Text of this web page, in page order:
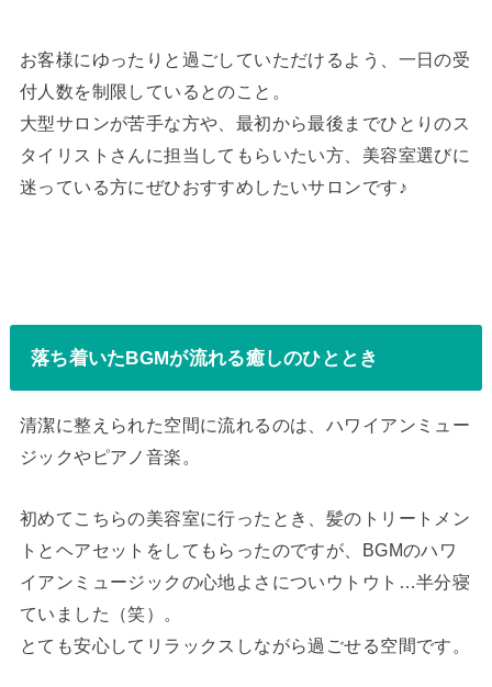
お客様にゆったりと過ごしていただけるよう、一日の受
付人数を制限しているとのこと。
大型サロンが苦手な方や、最初から最後までひとりのス
タイリストさんに担当してもらいたい方、美容室選びに
迷っている方にぜひおすすめしたいサロンです♪
落ち着いたBGMが流れる癒しのひととき
清潔に整えられた空間に流れるのは、ハワイアンミュー
ジックやピアノ音楽。
初めてこちらの美容室に行ったとき、髪のトリートメン
トとヘアセットをしてもらったのですが、BGMのハワ
イアンミュージックの心地よさについウトウト…半分寝
ていました（笑）。
とても安心してリラックスしながら過ごせる空間です。